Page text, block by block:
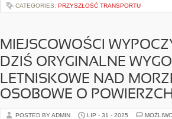
CATEGORIES: PRZYSZŁOŚĆ TRANSPORTU
MIEJSCOWOŚCI
DZIŚ ORYGINALNE
LETNISKOWE NAD
OSOBOWE O
POSTED BY ADMIN LIP - 31 - 2025